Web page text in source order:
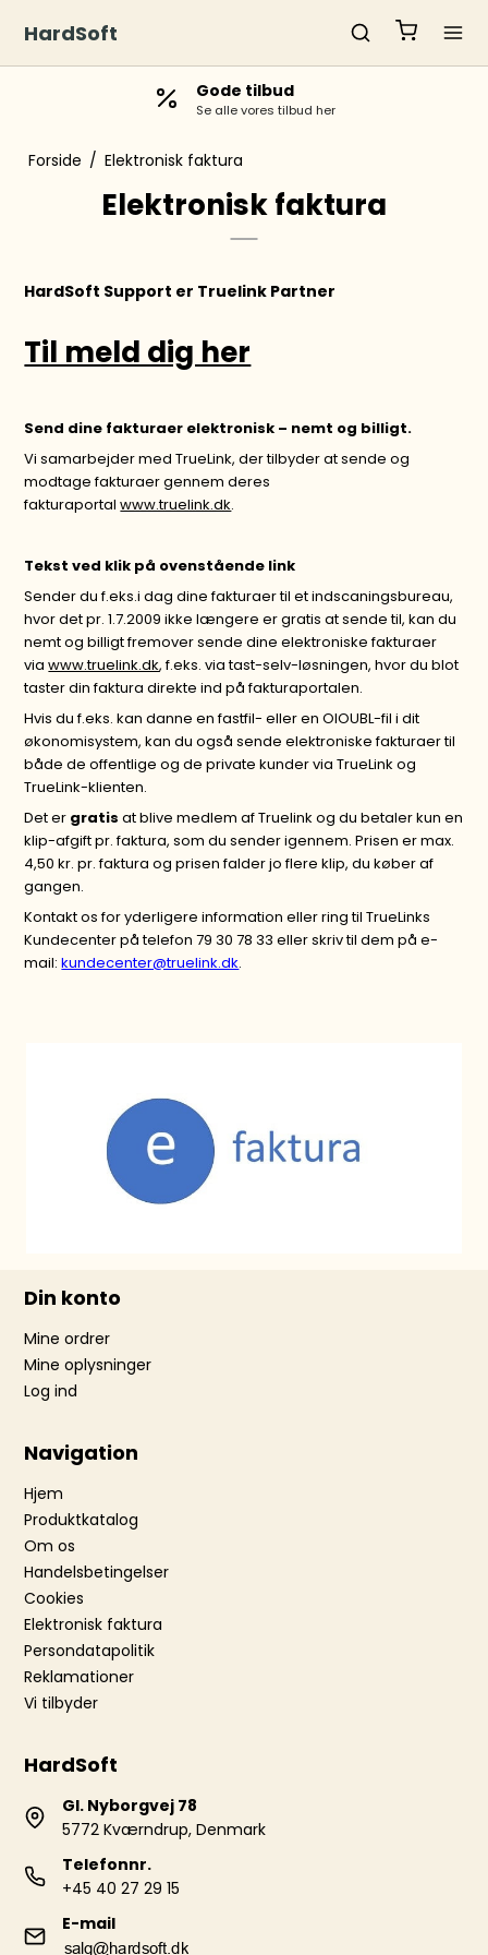
HardSoft
Gode tilbud
Se alle vores tilbud her
Forside / Elektronisk faktura
Elektronisk faktura
HardSoft Support er Truelink Partner
Til meld dig her
Send dine fakturaer elektronisk – nemt og billigt.
Vi samarbejder medTrueLink, der tilbyder at sende og
modtage fakturaer gennem deres
fakturaportalwww.truelink.dk.
Tekst ved klik på ovenstående link
Sender du f.eks.i dag dine fakturaer til et indscaningsbureau,
hvor det pr. 1.7.2009 ikke længere er gratis at sende til, kan du
nemt og billigt fremover sende dine elektroniske fakturaer
viawww.truelink.dk, f.eks. via tast-selv-løsningen, hvor du blot
taster din faktura direkte ind på fakturaportalen.
Hvis du f.eks. kan danne en fastfil- eller en OIOUBL-fil i dit
økonomisystem, kan du også sende elektroniske fakturaer til
både de offentlige og de private kunder via TrueLink og
TrueLink-klienten.
Det er gratis at blive medlem af Truelink og du betaler kun en
klip-afgift pr. faktura, som du sender igennem. Prisen er max.
4,50 kr. pr. faktura og prisen falder jo flere klip, du køber af
gangen.
Kontakt os for yderligere information eller ring til TrueLinks
Kundecenter på telefon 79 30 78 33 eller skriv til dem på e-
mail:kundecenter@truelink.dk.
Din konto
Mine ordrer
Mine oplysninger
Log ind
Navigation
Hjem
Produktkatalog
Om os
Handelsbetingelser
Cookies
Elektronisk faktura
Persondatapolitik
Reklamationer
Vi tilbyder
HardSoft
Gl. Nyborgvej 78
5772 Kværndrup, Denmark
Telefonnr.
+45 40 27 29 15
E-mail